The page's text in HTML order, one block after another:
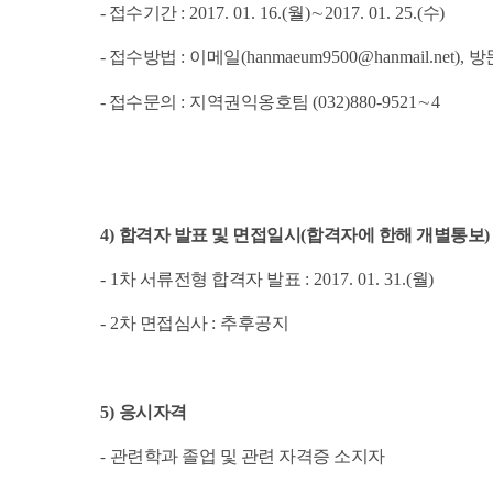
- 접수기간 : 2017. 01. 16.(월)∼2017. 01. 25.(수)
- 접수방법 : 이메일(hanmaeum9500@hanmail.net), 방
- 접수문의 : 지역권익옹호팀(032)880-9521 ∼4
4) 합격자 발표 및 면접일시(합격자에 한해 개별통보)
- 1 차 서류전형 합격자 발표 : 2017. 01. 31.(월)
- 2차 면접심사 : 추후공지
5) 응시자격
- 관련학과 졸업 및 관련 자격증 소지자